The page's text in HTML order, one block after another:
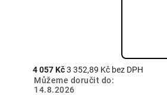
4 057 Kč3 352,89 Kč bez DPH
Můžeme doručit do:
14.8.2026